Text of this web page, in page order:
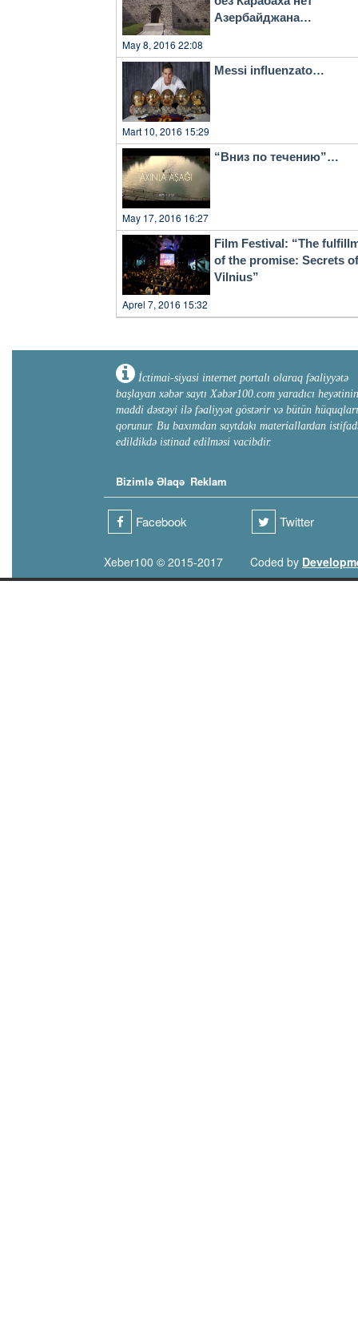
Азербайджана…
May 8, 2016 22:08
Messi influenzato…
Mart 10, 2016 15:29
“Вниз по течению”…
May 17, 2016 16:27
Film Festival: “The
of the promise: Secrets of
Vilnius”
Aprel 7, 2016 15:32
İctimai-siyasi internet portalı olaraq fəaliyyətə
başlayan xəbər saytı Xəbər100.com yaradıcı heyətinin
maddi dəstəyi ilə fəaliyyət göstərir və bütün hüquqları
qorunur. Bu baxımdan saytdakı materiallardan
edildikdə istinad edilməsi vacibdir.
Bizimlə Əlaqə Reklam
Facebook Twitter
Xeber100 © 2015-2017 Coded by